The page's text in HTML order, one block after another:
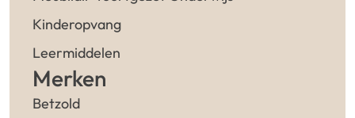
Kinderopvang
Leermiddelen
Merken
Betzold